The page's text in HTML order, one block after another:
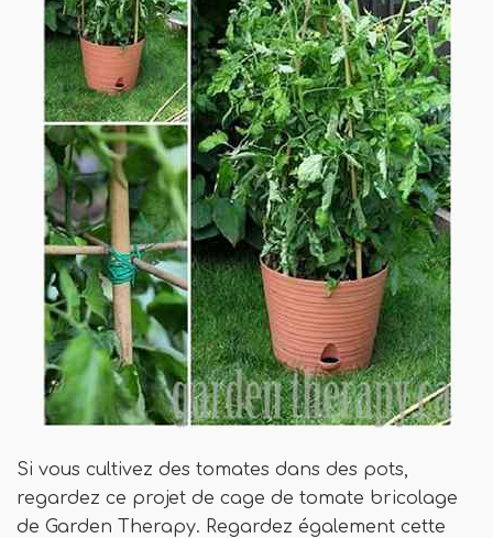
Si vous cultivez des tomates dans des pots,
regardez ce projet de cage de tomate bricolage
de Garden Therapy. Regardez également cette